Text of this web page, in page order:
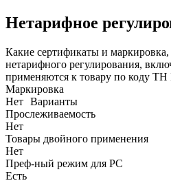
Нетарифное
Какие сертификаты и
нетарифного регулирования,
применяются к товару по коду
Маркировка
Нет Варианты
Прослеживаемость
Нет
Товары двойного применения
Нет
Преф-ный режим для РС
Есть